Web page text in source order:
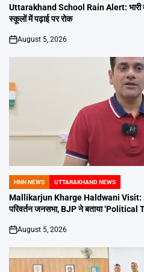
IN
Uttarakhand School Rain Alert: भारी
स्कूलों में पढ़ाई पर रोक
on
August 5, 2026
POSTED
IN
HNN NEWS UTTARAKHAND NEWS
Mallikarjun Kharge Haldwani Visit: 8
परिवर्तन जनसभा, BJP ने बताया ‘Political
on
August 5, 2026